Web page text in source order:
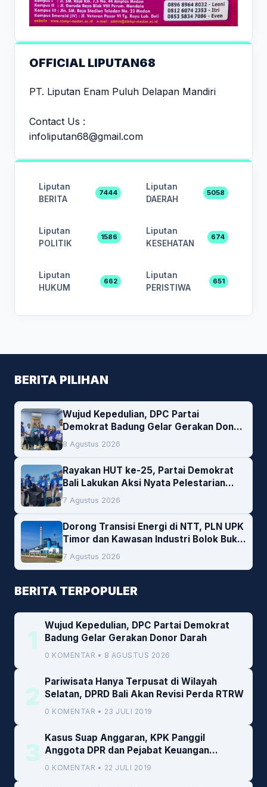
OFFICIAL LIPUTAN68
PT. Liputan Enam Puluh Delapan Mandiri
Contact Us :
infoliputan68@gmail.com
Liputan
BERITA
7444
Liputan
DAERAH
5058
Liputan
POLITIK
1586
Liputan
KESEHATAN
674
Liputan
HUKUM
662
Liputan
PERISTIWA
651
BERITA PILIHAN
Wujud Kepedulian, DPC Partai
Demokrat Badung Gelar Gerakan Donor
Darah
8 Agustus 2026
Rayakan HUT ke-25, Partai Demokrat
Bali Lakukan Aksi Nyata Pelestarian
Lingkungan
7 Agustus 2026
Dorong Transisi Energi di NTT, PLN UPK
Timor dan Kawasan Industri Bolok Buka
Peluang Investasi Woodchip untuk
Cofiring PLTU Bolok
7 Agustus 2026
BERITA TERPOPULER
1
Wujud Kepedulian, DPC Partai Demokrat
Badung Gelar Gerakan Donor Darah
0 KOMENTAR • 8 AGUSTUS 2026
2
Pariwisata Hanya Terpusat di Wilayah
Selatan, DPRD Bali Akan Revisi Perda RTRW
0 KOMENTAR • 23 JULI 2019
3
Kasus Suap Anggaran, KPK Panggil
Anggota DPR dan Pejabat Keuangan
Kemenkeu
0 KOMENTAR • 22 JULI 2019